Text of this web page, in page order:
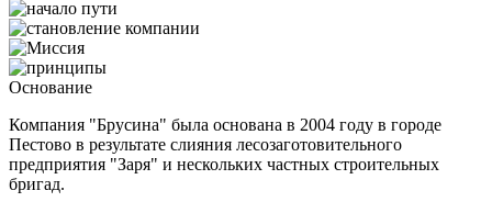
Основание
Компания "Брусина" была основана в 2004 году в городе
Пестово в результате слияния лесозаготовительного
предприятия "Заря" и нескольких частных строительных
бригад.